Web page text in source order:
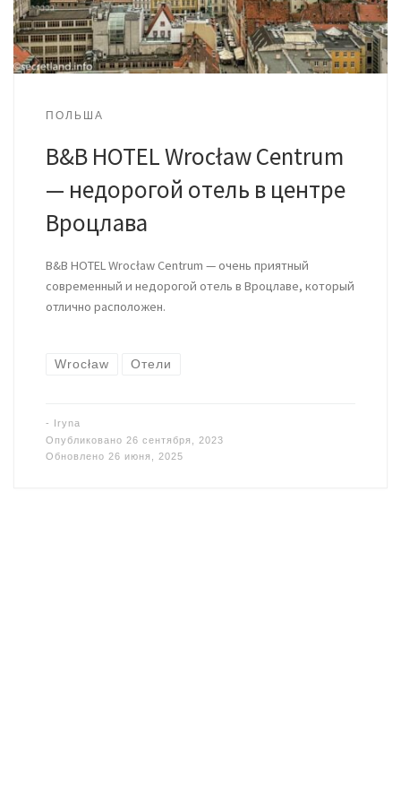
ПОЛЬША
B&B HOTEL Wrocław Centrum
— недорогой отель в центре
Вроцлава
B&B HOTEL Wrocław Centrum — очень приятный
современный и недорогой отель в Вроцлаве, который
отлично расположен.
Wrocław Отели
-
Iryna
Опубликовано 26 сентября, 2023
Обновлено 26 июня, 2025